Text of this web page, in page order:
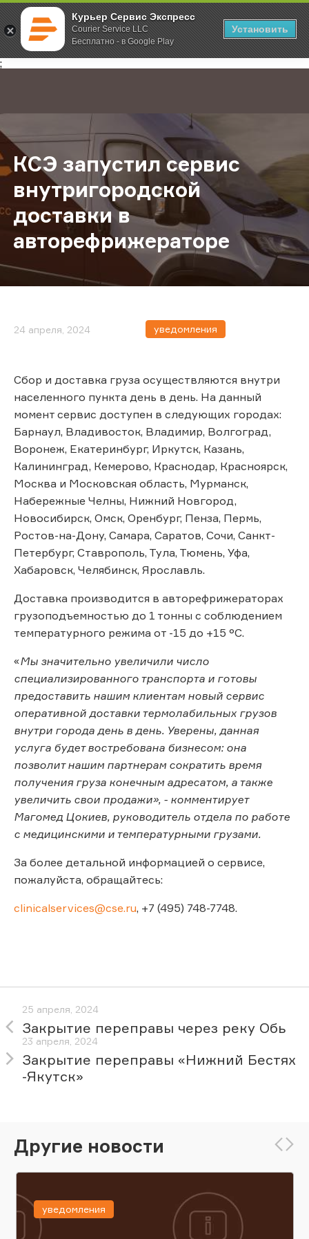
Курьер Сервис Экспресс
Courier Service LLC
Бесплатно - в Google Play
Установить
;
Главная О компании Новости КСЭ запустил сервис
КСЭ запустил сервис
внутригородской
доставки в
авторефрижераторе
24 апреля, 2024 уведомления
Сбор и доставка груза осуществляются внутри
населенного пункта день в день. На данный
момент сервис доступен в следующих городах:
Барнаул, Владивосток, Владимир, Волгоград,
Воронеж, Екатеринбург, Иркутск, Казань,
Калининград, Кемерово, Краснодар, Красноярск,
Москва и Московская область, Мурманск,
Набережные Челны, Нижний Новгород,
Новосибирск, Омск, Оренбург, Пенза, Пермь,
Ростов-на-Дону, Самара, Саратов, Сочи, Санкт-
Петербург, Ставрополь, Тула, Тюмень, Уфа,
Хабаровск, Челябинск, Ярославль.
Доставка производится в авторефрижераторах
грузоподъемностью до 1 тонны с соблюдением
температурного режима от -15 до +15 °C.
«Мы значительно увеличили число
специализированного транспорта и готовы
предоставить нашим клиентам новый сервис
оперативной доставки термолабильных грузов
внутри города день в день. Уверены, данная
услуга будет востребована бизнесом: она
позволит нашим партнерам сократить время
получения груза конечным адресатом, а также
увеличить свои продажи», - комментирует
Магомед Цокиев, руководитель отдела по работе
с медицинскими и температурными грузами.
За более детальной информацией о сервисе,
пожалуйста, обращайтесь:
clinicalservices@cse.ru, +7 (495) 748-7748.
25 апреля, 2024
Закрытие переправы через реку Обь
23 апреля, 2024
Закрытие переправы «Нижний Бестях
-Якутск»
Другие новости
уведомления